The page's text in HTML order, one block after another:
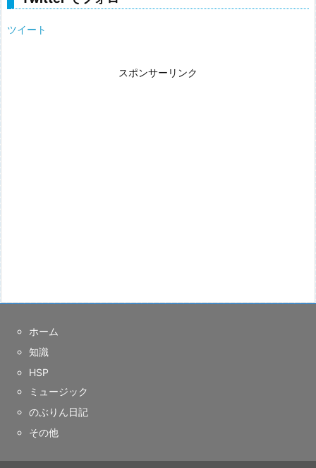
ツイート
スポンサーリンク
ホーム
知識
HSP
ミュージック
のぶりん日記
その他